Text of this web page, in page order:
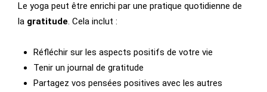
Le yoga peut être enrichi par une pratique quotidienne de
la gratitude. Cela inclut :
Réfléchir sur les aspects positifs de votre vie
Tenir un journal de gratitude
Partagez vos pensées positives avec les autres